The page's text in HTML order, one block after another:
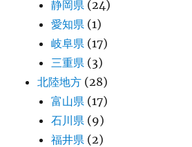
静岡県 (24)
愛知県 (1)
岐阜県 (17)
三重県 (3)
北陸地方 (28)
富山県 (17)
石川県 (9)
福井県 (2)